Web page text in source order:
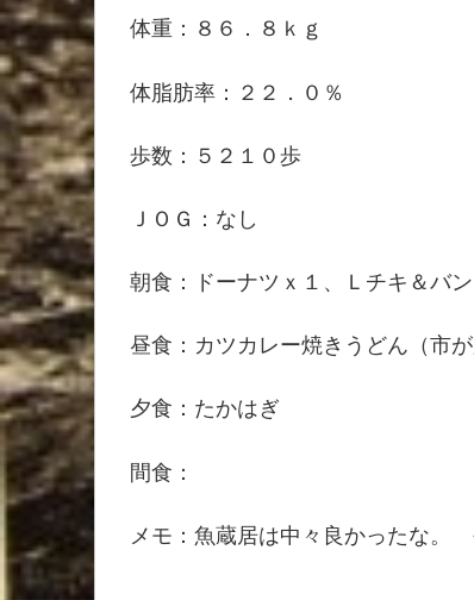
体重：８６．８ｋｇ
体脂肪率：２２．０％
歩数：５２１０歩
ＪＯＧ：なし
朝食：ドーナツｘ１、Ｌチキ＆バ
昼食：カツカレー焼きうどん（市
夕食：たかはぎ
間食：
メモ：魚蔵居は中々良かったな。